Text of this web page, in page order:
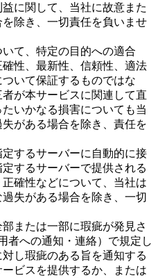
に関して、当社に故意また
除き、一切責任を負いませ
て、特定の目的への適合
性、最新性、信頼性、適法
いて保証するものではな
が本サービスに関連して直
いかなる損害についても当
がある場合を除き、責任を
するサーバーに自動的に接
するサーバーで提供される
確性などについて、当社は
失がある場合を除き、一切
または一部に瑕疵が発見さ
者への通知・連絡）で規定し
し瑕疵のある旨を通知する
ビスを提供するか、または